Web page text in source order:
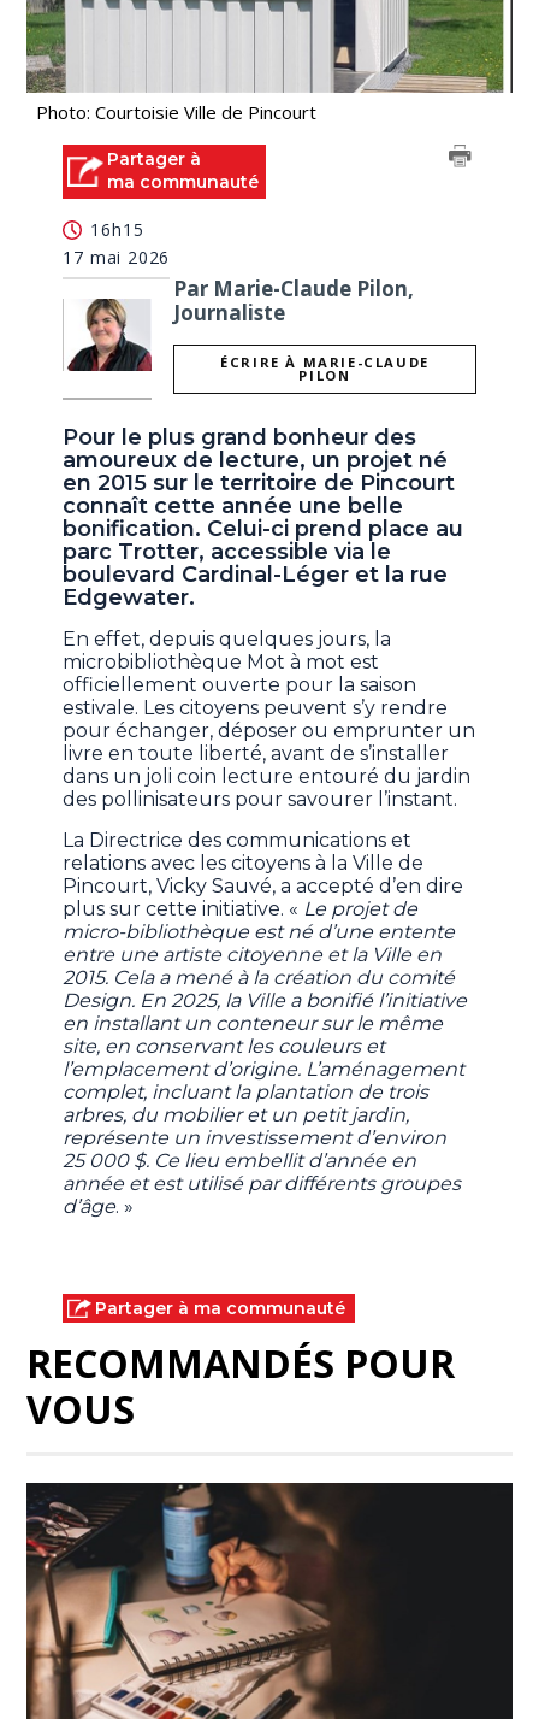
Photo: Courtoisie Ville de Pincourt
Partager à
ma communauté
16h15
17 mai 2026
Par Marie-Claude Pilon,
Journaliste
ÉCRIRE À MARIE-CLAUDE
PILON
Pour le plus grand bonheur des
amoureux de lecture, un projet né
en 2015 sur le territoire de Pincourt
connaît cette année une belle
bonification. Celui-ci prend place au
parc Trotter, accessible via le
boulevard Cardinal-Léger et la rue
Edgewater.
En effet, depuis quelques jours, la
microbibliothèque Mot à mot est
officiellement ouverte pour la saison
estivale. Les citoyens peuvent s’y rendre
pour échanger, déposer ou emprunter un
livre en toute liberté, avant de s’installer
dans un joli coin lecture entouré du jardin
des pollinisateurs pour savourer l’instant.
La Directrice des communications et
relations avec les citoyens à la Ville de
Pincourt, Vicky Sauvé, a accepté d’en dire
plus sur cette initiative. « Le projet de
micro-bibliothèque est né d’une entente
entre une artiste citoyenne et la Ville en
2015. Cela a mené à la création du comité
Design. En 2025, la Ville a bonifié l’initiative
en installant un conteneur sur le même
site, en conservant les couleurs et
l’emplacement d’origine. L’aménagement
complet, incluant la plantation de trois
arbres, du mobilier et un petit jardin,
représente un investissement d’environ
25 000 $. Ce lieu embellit d’année en
année et est utilisé par différents groupes
d’âge. »
Partager à ma communauté
RECOMMANDÉS POUR
VOUS